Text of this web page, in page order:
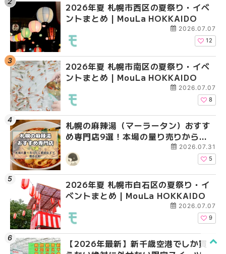
2026年夏 札幌市西区の夏祭り・イベ
ントまとめ | MouLa HOKKAIDO
2026.07.07
12
2026年夏 札幌市南区の夏祭り・イベ
ントまとめ | MouLa HOKKAIDO
2026.07.07
8
札幌の麻辣湯（マーラータン）おすす
め専門店9選！本場の量り売りから最
新店まで徹底比較 | MouLa
HOKKAIDO
2026.07.31
5
2026年夏 札幌市白石区の夏祭り・イ
ベントまとめ | MouLa HOKKAIDO
2026.07.07
9
【2026年最新】新千歳空港でしか買
2026年夏 札幌市西区
ントまとめ | MouLa
2026年夏 札幌市北区
ントまとめ | MouLa
2026年夏 札幌市手稲
ベントまとめ |
2026年夏 札幌市白石
ベントまとめ |
2026年夏 札幌市南区
2026年夏 札幌市北区
ントまとめ | MouLa
2026年夏 札幌市西区
ントまとめ | MouLa
2026年夏 札幌市白石
ベントまとめ |
2026年夏 札幌市手稲
ベントまとめ |
2026年夏 札幌市清田